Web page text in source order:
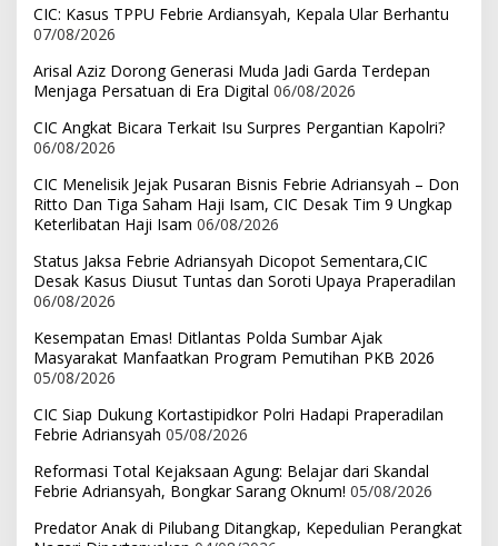
CIC: Kasus TPPU Febrie Ardiansyah, Kepala Ular Berhantu
07/08/2026
Arisal Aziz Dorong Generasi Muda Jadi Garda Terdepan
Menjaga Persatuan di Era Digital 06/08/2026
CIC Angkat Bicara Terkait Isu Surpres Pergantian Kapolri?
06/08/2026
CIC Menelisik Jejak Pusaran Bisnis Febrie Adriansyah – Don
Ritto Dan Tiga Saham Haji Isam, CIC Desak Tim 9 Ungkap
Keterlibatan Haji Isam 06/08/2026
Status Jaksa Febrie Adriansyah Dicopot Sementara,CIC
Desak Kasus Diusut Tuntas dan Soroti Upaya Praperadilan
06/08/2026
Kesempatan Emas! Ditlantas Polda Sumbar Ajak
Masyarakat Manfaatkan Program Pemutihan PKB 2026
05/08/2026
CIC Siap Dukung Kortastipidkor Polri Hadapi Praperadilan
Febrie Adriansyah 05/08/2026
Reformasi Total Kejaksaan Agung: Belajar dari Skandal
Febrie Adriansyah, Bongkar Sarang Oknum! 05/08/2026
Predator Anak di Pilubang Ditangkap, Kepedulian Perangkat